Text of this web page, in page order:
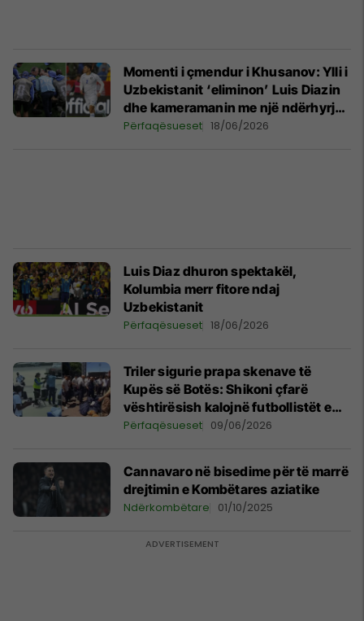
Momenti i çmendur i Khusanov: Ylli i
Uzbekistanit ‘eliminon’ Luis Diazin
dhe kameramanin me një ndërhyrje
të vetme
Përfaqësueset 18/06/2026
Luis Diaz dhuron spektakël,
Kolumbia merr fitore ndaj
Uzbekistanit
Përfaqësueset 18/06/2026
Triler sigurie prapa skenave të
Kupës së Botës: Shikoni çfarë
vështirësish kalojnë futbollistët e
Senegalit dhe Uzbekistanit
Përfaqësueset 09/06/2026
Cannavaro në bisedime për të marrë
drejtimin e Kombëtares aziatike
Ndërkombëtare 01/10/2025